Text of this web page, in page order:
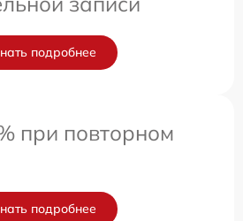
подробнее
при повторном
подробнее